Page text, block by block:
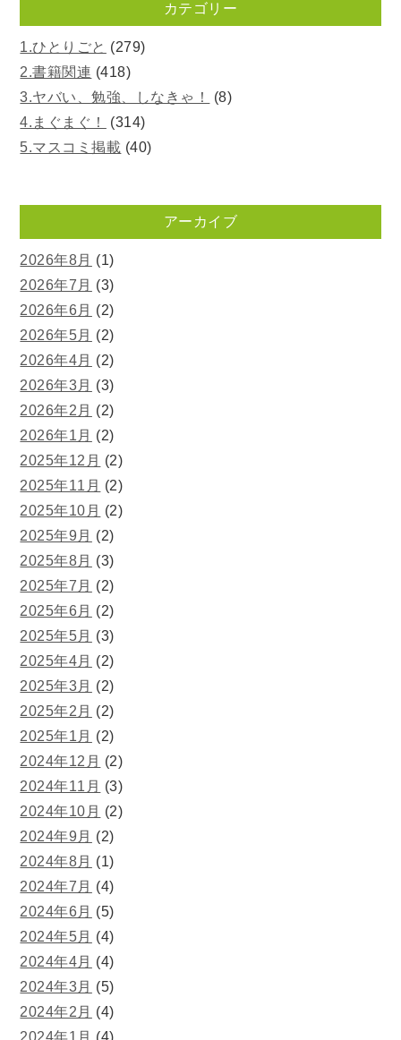
カテゴリー
1.ひとりごと (279)
2.書籍関連 (418)
3.ヤバい、勉強、しなきゃ！
(8)
4.まぐまぐ！
(314)
5.マスコミ掲載 (40)
アーカイブ
2026年8月 (1)
2026年7月 (3)
2026年6月 (2)
2026年5月 (2)
2026年4月 (2)
2026年3月 (3)
2026年2月 (2)
2026年1月 (2)
2025年12月 (2)
2025年11月 (2)
2025年10月 (2)
2025年9月 (2)
2025年8月 (3)
2025年7月 (2)
2025年6月 (2)
2025年5月 (3)
2025年4月 (2)
2025年3月 (2)
2025年2月 (2)
2025年1月 (2)
2024年12月 (2)
2024年11月 (3)
2024年10月 (2)
2024年9月 (2)
2024年8月 (1)
2024年7月 (4)
2024年6月 (5)
2024年5月 (4)
2024年4月 (4)
2024年3月 (5)
2024年2月 (4)